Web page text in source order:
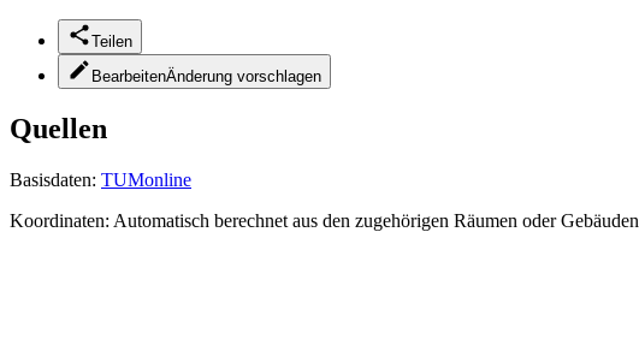
Teilen
BearbeitenÄnderung vorschlagen
Quellen
Basisdaten: TUMonline
Koordinaten: Automatisch berechnet aus den zugehörigen Räumen oder Gebäuden